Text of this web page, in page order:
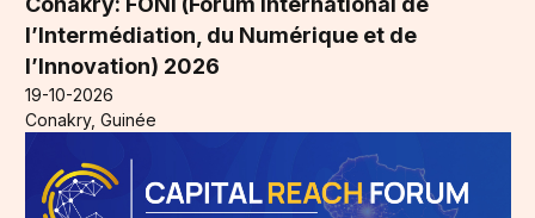
l’Intermédiation, du Numérique et de
l’Innovation) 2026
19-10-2026
Conakry, Guinée